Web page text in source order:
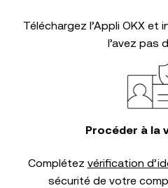
Téléchargez l’Appli OKX et
l’avez pas
Procéder à la
Complétez vérification
sécurité de votre